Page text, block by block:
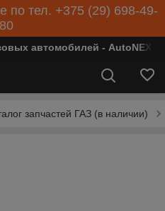
по тел. +375 (29) 698-49-
80
автомобилей - AutoNEXT
запчастей ГАЗ (в наличии)